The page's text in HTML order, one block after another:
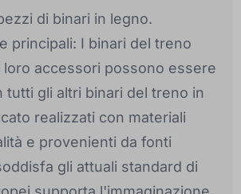
di binari in legno.
principali: I binari del treno
loro accessori possono essere
tutti gli altri binari del treno in
realizzati con materiali
e provenienti da fonti
gli attuali standard di